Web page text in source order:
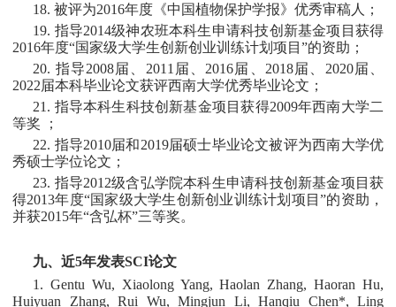
18. 被评为2016年度《中国植物保护学报》优秀审稿人；
19. 指导2014级神农班本科生申请科技创新基金项目获得
2016年度“国家级大学生创新创业训练计划项目”的资助；
20. 指导2008届、2011届、2016届、2018届、2020届、
2022届本科毕业论文获评西南大学优秀毕业论文；
21. 指导本科生科技创新基金项目获得2009年西南大学二
等奖 ；
22. 指导2010届和2019届硕士毕业论文被评为西南大学优
秀硕士学位论文；
23. 指导2012级含弘学院本科生申请科技创新基金项目获
得2013年度“国家级大学生创新创业训练计划项目”的资助，
并获2015年“含弘杯”三等奖。
九、近5年发表SCI论文
1. Gentu Wu, Xiaolong Yang, Haolan Zhang, Haoran Hu,
Huiyuan Zhang, Rui Wu, Mingjun Li, Hanqiu Chen*, Ling